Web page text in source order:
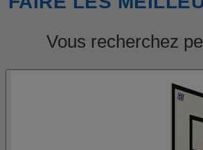
Vous recherchez